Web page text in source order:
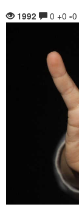
1992 0 +0 -0